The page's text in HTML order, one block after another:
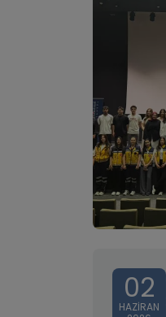
02
HAZIRAN